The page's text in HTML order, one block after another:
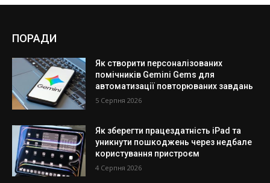
ПОРАДИ
Як створити персоналізованих
помічників Gemini Gems для
автоматизації повторюваних завдань
5 Серпня 2026
Як зберегти працездатність iPad та
уникнути пошкоджень через недбале
користування пристроєм
4 Серпня 2026